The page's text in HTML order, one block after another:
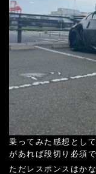
乗ってみた感想とし
があれば段切り必須
ただレスポンスはか